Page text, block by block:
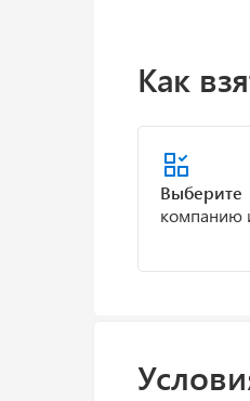
Как
Выберите
компанию